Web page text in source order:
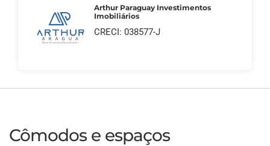
Arthur Paraguay Investimentos
Imobiliários
CRECI: 038577-J
Cômodos e espaços